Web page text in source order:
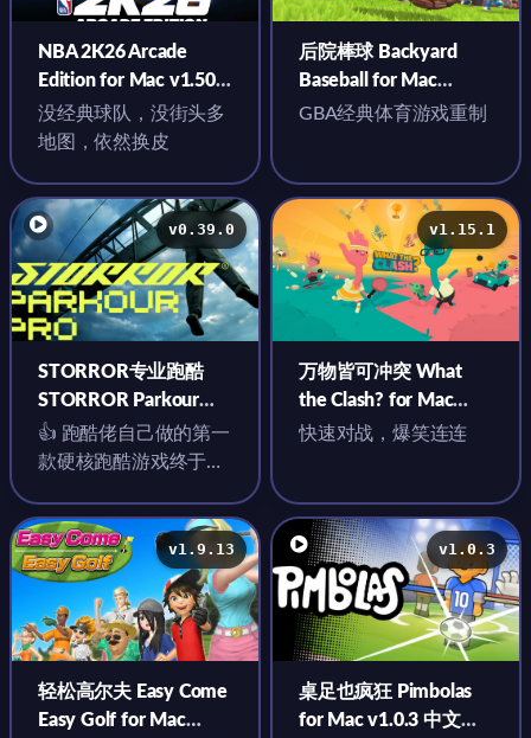
NBA 2K26 Arcade
Edition for Mac v1.50
中文原生版
没经典球队，没街头多
地图，依然换皮
后院棒球 Backyard
Baseball for Mac
v1.0.9.6 英文原生版
GBA经典体育游戏重制
v0.39.0
STORROR专业跑酷
STORROR Parkour
Pro for Mac v0.39.0 中
文原生版
👍 跑酷佬自己做的第一
款硬核跑酷游戏终于来
了
v1.15.1
万物皆可冲突 What
the Clash? for Mac
v1.15.1 中文原生版
快速对战，爆笑连连
v1.9.13
轻松高尔夫 Easy Come
Easy Golf for Mac
v1.0.3
桌足也疯狂 Pimbolas
for Mac v1.0.3 中文原